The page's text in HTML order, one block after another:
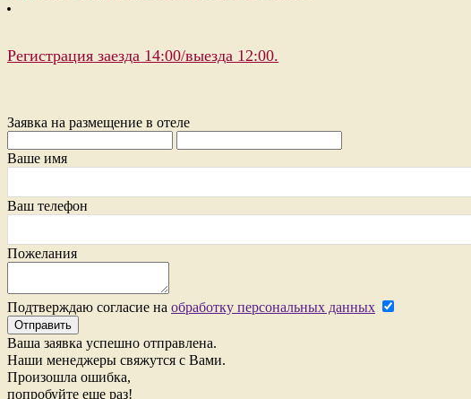
Регистрация заезда 14:00/выезда 12:00.
Заявка на размещение в отеле
Ваше имя
Ваш телефон
Пожелания
Подтверждаю согласие на обработку персональных данных
Отправить
Ваша заявка успешно отправлена.
Наши менеджеры свяжутся с Вами.
Произошла ошибка,
попробуйте еще раз!